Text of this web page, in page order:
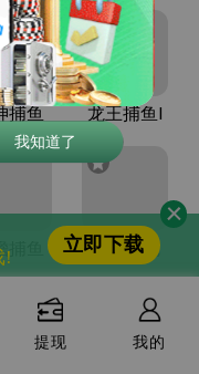
捕鱼 龙王捕鱼I
捕鱼 德州扑克
!
立即下载
提现 我的
我知道了